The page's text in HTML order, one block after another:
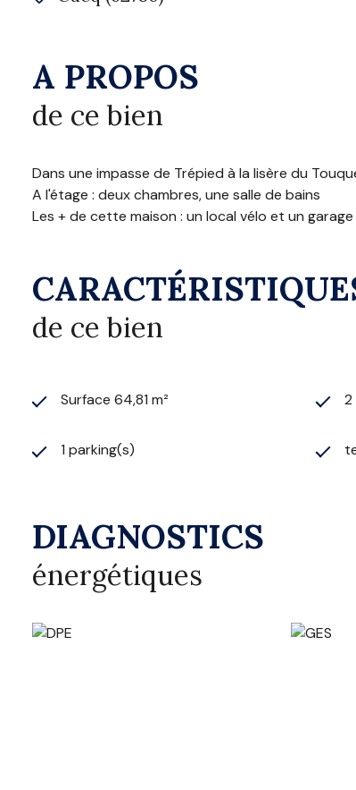
A PROPOS
de ce bien
Dans une impasse de Trépied à la lisère du
A l'étage : deux chambres, une salle de bains
Les + de cette maison : un local vélo et un
de ce bien
Surface 64,81 m² 2
1 parking(s)
DIAGNOSTICS
énergétiques